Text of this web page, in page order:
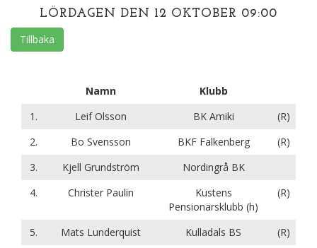
LÖRDAGEN DEN 12 OKTOBER 09:00
Tillbaka
Namn
Klubb
1.
Leif Olsson BK Amiki
(R)
2.
Bo Svensson BKF Falkenberg
(R)
3.
Kjell Grundström
Nordingrå BK
4.
Christer Paulin
Kustens
Pensionärsklubb (h)
(R)
5. Mats Lunderquist Kulladals BS
(R)